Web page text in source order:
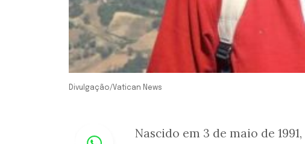
Divulgação/Vatican News
Whastapp
Nascido em 3 de maio de 1991,